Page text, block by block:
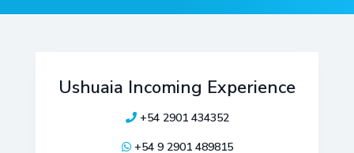
Ushuaia Incoming Experience
+54 2901 434352
+54 9 2901 489815